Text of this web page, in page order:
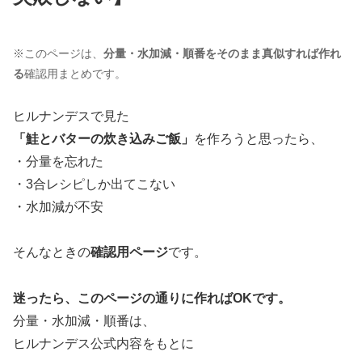
※このページは、 分量・水加減・順番をそのまま真似すれば作れ
る確認用まとめです。
ヒルナンデスで見た
「鮭とバターの炊き込みご飯」
を作ろうと思ったら、
・分量を忘れた
・3合レシピしか出てこない
・水加減が不安
そんなときの確認用ページです。
迷ったら、このページの通りに作ればOKです。
分量・水加減・順番は、
ヒルナンデス公式内容をもとに